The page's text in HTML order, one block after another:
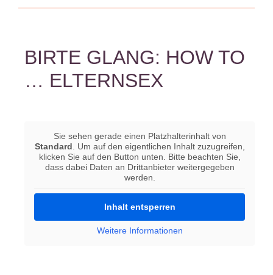
BIRTE GLANG: HOW TO
… ELTERNSEX
Sie sehen gerade einen Platzhalterinhalt von
Standard . Um auf den eigentlichen Inhalt zuzugreifen,
klicken Sie auf den Button unten. Bitte beachten Sie,
dass dabei Daten an Drittanbieter weitergegeben
werden.
Inhalt entsperren
Weitere Informationen